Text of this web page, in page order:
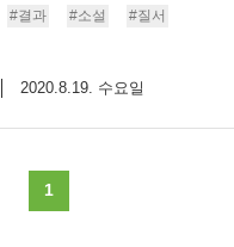
#결과 #소설
#질서
2020.8.19. 수요일
1